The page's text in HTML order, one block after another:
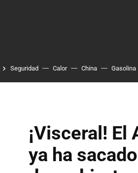
Seguridad Calor China Gasolina
¡Visceral!
ya ha